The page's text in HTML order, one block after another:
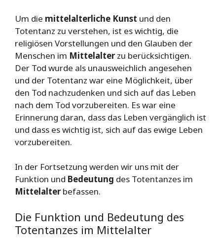
Um die mittelalterliche Kunst und den
Totentanz zu verstehen, ist es wichtig, die
religiösen Vorstellungen und den Glauben der
Menschen im Mittelalterzu berücksichtigen.
Der Tod wurde als unausweichlich angesehen
und der Totentanz war eine Möglichkeit, über
den Tod nachzudenken und sich auf das Leben
nach dem Tod vorzubereiten. Es war eine
Erinnerung daran, dass das Leben vergänglich ist
und dass es wichtig ist, sich auf das ewige Leben
vorzubereiten.
In der Fortsetzung werden wir uns mit der
Funktion und Bedeutung des Totentanzes im
Mittelalterbefassen.
Die Funktion und Bedeutung des
Totentanzes im Mittelalter